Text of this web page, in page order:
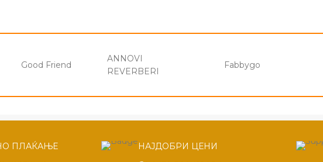
Good Friend
ANNOVI
REVERBERI
Fabbygo
ПЛАЌАЊЕ
НАЈДОБРИ ЦЕНИ